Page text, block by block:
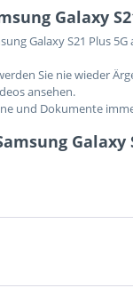
Galaxy
Galaxy S21 Plus
Sie nie wieder
ansehen.
und Dokumente
Galaxy